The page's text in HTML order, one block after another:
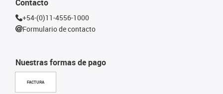
Nuestras formas de pago
FACTURA
Contacto
+54-(0)11-4556-1000
Formulario de contacto